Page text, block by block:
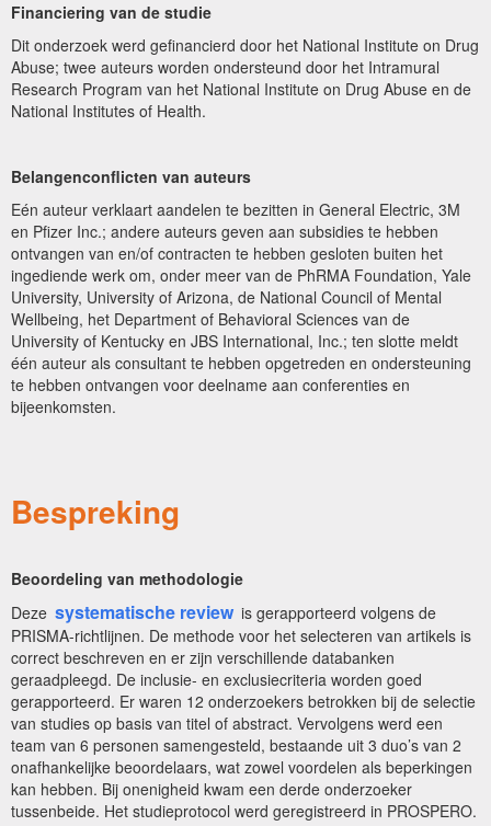
Financiering van de studie
Dit onderzoek werd gefinancierd door het National Institute on Drug
Abuse; twee auteurs worden ondersteund door het Intramural
Research Program van het National Institute on Drug Abuse en de
National Institutes of Health.
Belangenconflicten van auteurs
Eén auteur verklaart aandelen te bezitten in General Electric, 3M
en Pfizer Inc.; andere auteurs geven aan subsidies te hebben
ontvangen van en/of contracten te hebben gesloten buiten het
ingediende werk om, onder meer van de PhRMA Foundation, Yale
University, University of Arizona, de National Council of Mental
Wellbeing, het Department of Behavioral Sciences van de
University of Kentucky en JBS International, Inc.; ten slotte meldt
één auteur als consultant te hebben opgetreden en ondersteuning
te hebben ontvangen voor deelname aan conferenties en
bijeenkomsten.
Bespreking
Beoordeling van methodologie
Deze systematische review is gerapporteerd volgens de
PRISMA-richtlijnen. De methode voor het selecteren van artikels is
correct beschreven en er zijn verschillende databanken
geraadpleegd. De inclusie- en exclusiecriteria worden goed
gerapporteerd. Er waren 12 onderzoekers betrokken bij de selectie
van studies op basis van titel of abstract. Vervolgens werd een
team van 6 personen samengesteld, bestaande uit 3 duo’s van 2
onafhankelijke beoordelaars, wat zowel voordelen als beperkingen
kan hebben. Bij onenigheid kwam een derde onderzoeker
tussenbeide. Het studieprotocol werd geregistreerd in PROSPERO.